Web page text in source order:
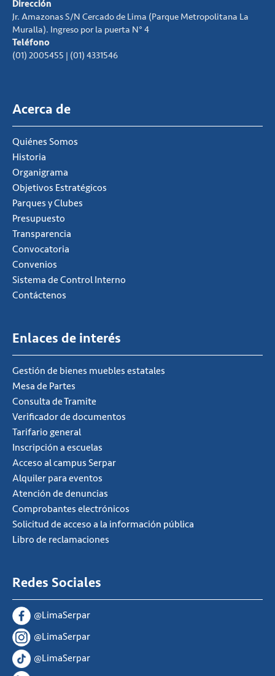
Dirección
Jr. Amazonas S/N Cercado de Lima (Parque Metropolitana La
Muralla). Ingreso por la puerta N° 4
Teléfono
(01) 2005455 | (01) 4331546
Acerca de
Quiénes Somos
Historia
Organigrama
Objetivos Estratégicos
Parques y Clubes
Presupuesto
Transparencia
Convocatoria
Convenios
Sistema de Control Interno
Contáctenos
Enlaces de interés
Gestión de bienes muebles estatales
Mesa de Partes
Consulta de Tramite
Verificador de documentos
Tarifario general
Inscripción a escuelas
Acceso al campus Serpar
Alquiler para eventos
Atención de denuncias
Comprobantes electrónicos
Solicitud de acceso a la información pública
Libro de reclamaciones
Redes Sociales
@LimaSerpar
@LimaSerpar
@LimaSerpar